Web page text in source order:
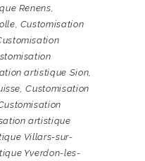
Renens
Customisation
artistique Sion
,Customisation
artistique
Villars-sur-
Yverdon-les-